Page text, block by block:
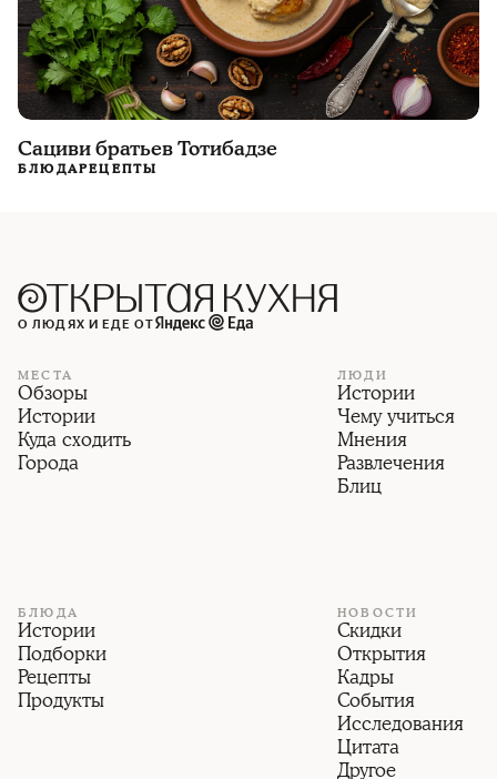
Сациви братьев Тотибадзе
БЛЮДАРЕЦЕПТЫ
О ЛЮДЯХ И ЕДЕ ОТ
МЕСТА
Обзоры
Истории
Куда сходить
Города
ЛЮДИ
Истории
Чему учиться
Мнения
Развлечения
Блиц
БЛЮДА
Истории
Подборки
Рецепты
Продукты
НОВОСТИ
Скидки
Открытия
Кадры
События
Исследования
Цитата
Другое